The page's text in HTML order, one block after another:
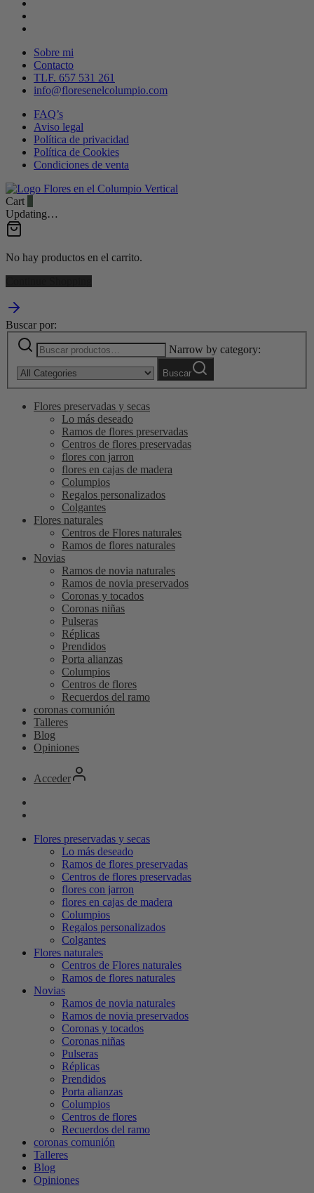
Sobre mi
Contacto
TLF. 657 531 261
info@floresenelcolumpio.com
FAQ’s
Aviso legal
Política de privacidad
Política de Cookies
Condiciones de venta
Cart
Updating…
No hay productos en el carrito.
Buscar por:
Narrow by category:
Buscar
Flores preservadas y secas
Lo más deseado
Ramos de flores preservadas
Centros de flores preservadas
flores con jarron
flores en cajas de madera
Columpios
Regalos personalizados
Colgantes
Flores naturales
Centros de Flores naturales
Ramos de flores naturales
Novias
Ramos de novia naturales
Ramos de novia preservados
Coronas y tocados
Coronas niñas
Pulseras
Réplicas
Prendidos
Porta alianzas
Columpios
Centros de flores
Recuerdos del ramo
coronas comunión
Talleres
Blog
Opiniones
Acceder
Flores preservadas y secas
Lo más deseado
Ramos de flores preservadas
Centros de flores preservadas
flores con jarron
flores en cajas de madera
Columpios
Regalos personalizados
Colgantes
Flores naturales
Centros de Flores naturales
Ramos de flores naturales
Novias
Ramos de novia naturales
Ramos de novia preservados
Coronas y tocados
Coronas niñas
Pulseras
Réplicas
Prendidos
Porta alianzas
Columpios
Centros de flores
Recuerdos del ramo
coronas comunión
Talleres
Blog
Opiniones